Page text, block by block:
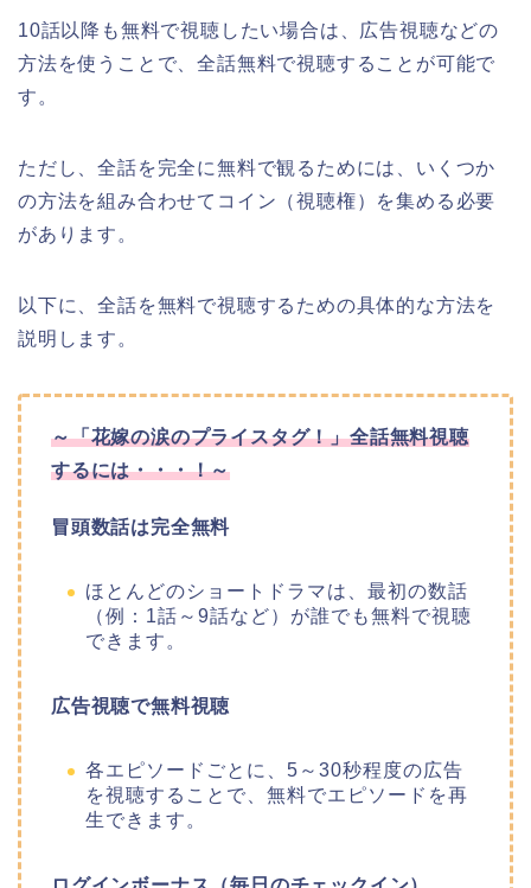
10話以降も無料で視聴したい場合は、広告視聴などの
方法を使うことで、全話無料で視聴することが可能で
す。
ただし、全話を完全に無料で観るためには、いくつか
の方法を組み合わせてコイン（視聴権）を集める必要
があります。
以下に、全話を無料で視聴するための具体的な方法を
説明します。
～「花嫁の涙のプライスタグ！」全話無料視聴
するには・・・！～
冒頭数話は完全無料
ほとんどのショートドラマは、最初の数話
（例：1話～9話など）が誰でも無料で視聴
できます。
広告視聴で無料視聴
各エピソードごとに、5～30秒程度の広告
を視聴することで、無料でエピソードを再
生できます。